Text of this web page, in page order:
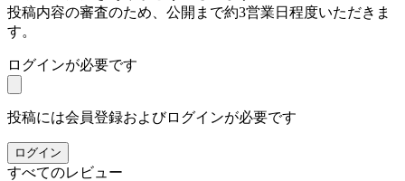
投稿内容の審査のため、公開まで約3営業日程度いただきま
す。
ログインが必要です
投稿には会員登録およびログインが必要です
ログイン
すべてのレビュー